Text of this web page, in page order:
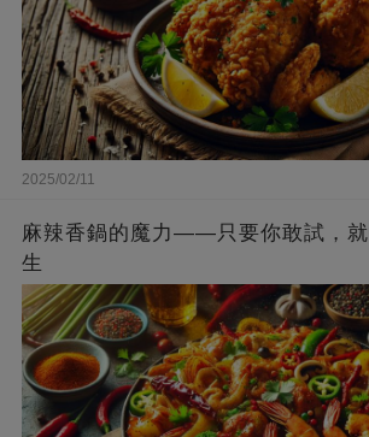
2025/02/11
麻辣香鍋的魔力——只要你敢試，就
生